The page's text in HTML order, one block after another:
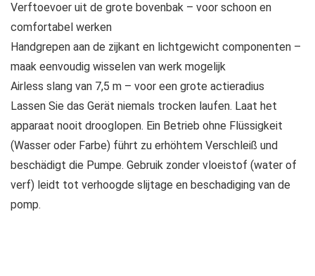
Verftoevoer uit de grote bovenbak – voor schoon en
comfortabel werken
Handgrepen aan de zijkant en lichtgewicht componenten –
maak eenvoudig wisselen van werk mogelijk
Airless slang van 7,5 m – voor een grote actieradius
Lassen Sie das Gerät niemals trocken laufen. Laat het
apparaat nooit drooglopen. Ein Betrieb ohne Flüssigkeit
(Wasser oder Farbe) führt zu erhöhtem Verschleiß und
beschädigt die Pumpe. Gebruik zonder vloeistof (water of
verf) leidt tot verhoogde slijtage en beschadiging van de
pomp.